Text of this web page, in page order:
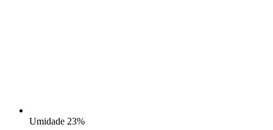
Umidade 23%